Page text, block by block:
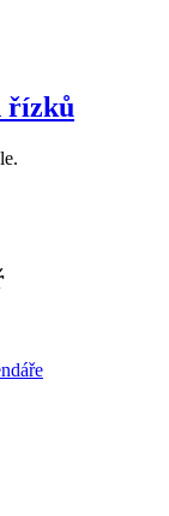
řízků